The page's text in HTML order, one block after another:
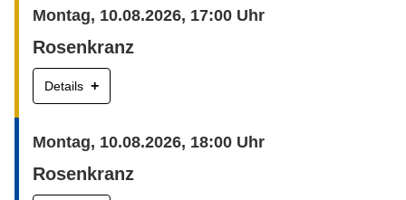
Montag, 10.08.2026, 17:00 Uhr
Rosenkranz
Details +
Montag, 10.08.2026, 18:00 Uhr
Rosenkranz